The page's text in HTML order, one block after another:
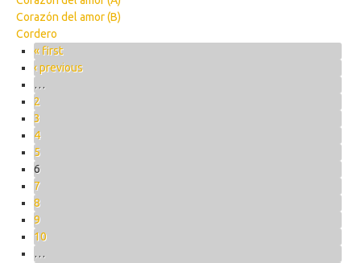
Corazón del amor (B)
Cordero
Pages
« first
‹ previous
…
2
3
4
5
6
7
8
9
10
…